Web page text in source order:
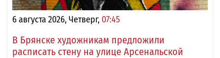
6 августа 2026, Четверг, 07:45
В Брянске художникам предложили
расписать стену на улице Арсенальской